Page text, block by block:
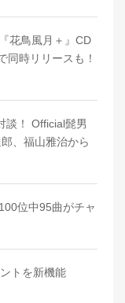
花鳥風月＋』CD
同時リリースも！
談！ Official髭男
、福山雅治から
位中95曲がチャ
トを新機能